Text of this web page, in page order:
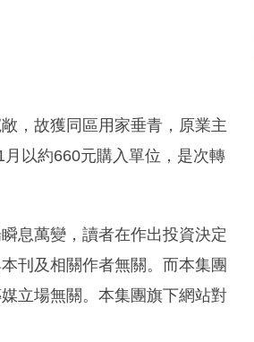
，故獲同區用家垂青，原業主
以約660元購入單位，是次轉
息萬變，讀者在作出投資決定
刊及相關作者無關。而本集團
立場無關。本集團旗下網站對